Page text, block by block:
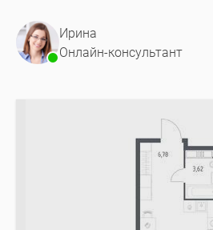
Ирина
Онлайн-консультант